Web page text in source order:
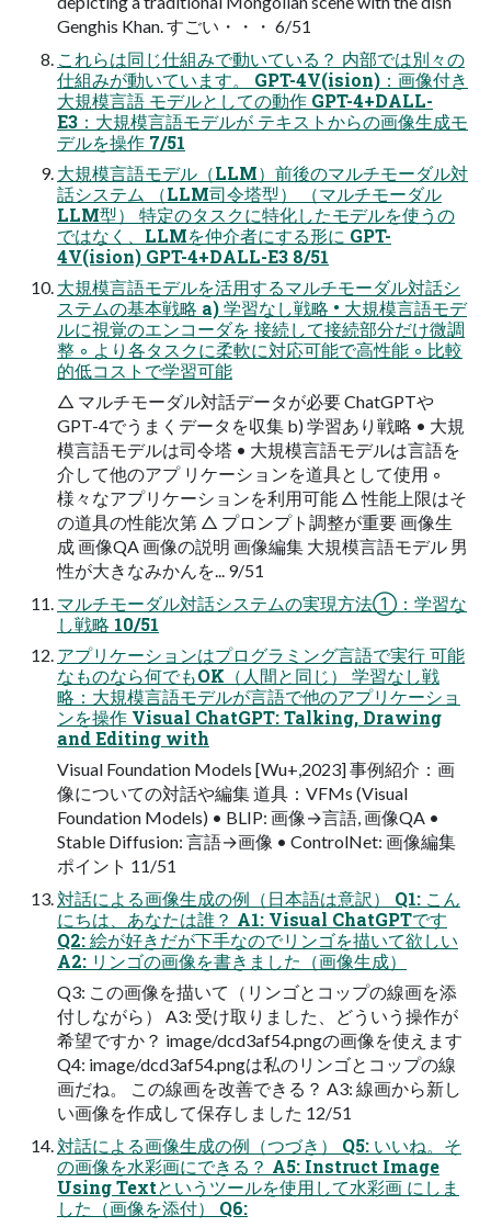
Genghis Khan. すごい・・・ 6/51
これらは同じ仕組みで動いている？ 内部では別々の
仕組みが動いています。 GPT-4V(ision)：画像付き
大規模言語 モデルとしての動作 GPT-4+DALL-
E3：大規模言語モデルが テキストからの画像生成モ
デルを操作 7/51
大規模言語モデル（LLM）前後のマルチモーダル対
話システム （LLM司令塔型） （マルチモーダル
LLM型） 特定のタスクに特化したモデルを使うの
ではなく、LLMを仲介者にする形に GPT-
4V(ision) GPT-4+DALL-E3 8/51
大規模言語モデルを活用するマルチモーダル対話シ
ステムの基本戦略 a) 学習なし戦略 • 大規模言語モデ
ルに視覚のエンコーダを 接続して接続部分だけ微調
整 ◦ より各タスクに柔軟に対応可能で高性能 ◦ 比較
的低コストで学習可能
△ マルチモーダル対話データが必要 ChatGPTや
GPT-4でうまくデータを収集 b) 学習あり戦略 • 大規
模言語モデルは司令塔 • 大規模言語モデルは言語を
介して他のアプ リケーションを道具として使用 ◦
様々なアプリケーションを利用可能 △ 性能上限はそ
の道具の性能次第 △ プロンプト調整が重要 画像生
成 画像QA 画像の説明 画像編集 大規模言語モデル 男
性が大きなみかんを... 9/51
マルチモーダル対話システムの実現方法①：学習な
し戦略 10/51
アプリケーションはプログラミング言語で実行 可能
なものなら何でもOK（人間と同じ） 学習なし戦
略：大規模言語モデルが言語で他のアプリケーショ
ンを操作 Visual ChatGPT: Talking, Drawing
and Editing with
Visual Foundation Models [Wu+,2023] 事例紹介：画
像についての対話や編集 道具：VFMs (Visual
Foundation Models) • BLIP: 画像→言語, 画像QA •
Stable Diffusion: 言語→画像 • ControlNet: 画像編集
ポイント 11/51
対話による画像生成の例（日本語は意訳） Q1: こん
にちは、あなたは誰？ A1: Visual ChatGPTです
Q2: 絵が好きだが下手なのでリンゴを描いて欲しい
A2: リンゴの画像を書きました（画像生成）
Q3: この画像を描いて（リンゴとコップの線画を添
付しながら） A3: 受け取りました、どういう操作が
希望ですか？ image/dcd3af54.pngの画像を使えます
Q4: image/dcd3af54.pngは私のリンゴとコップの線
画だね。 この線画を改善できる？ A3: 線画から新し
い画像を作成して保存しました 12/51
対話による画像生成の例（つづき） Q5: いいね。そ
の画像を水彩画にできる？ A5: Instruct Image
Using Textというツールを使用して水彩画 にしま
した（画像を添付） Q6: